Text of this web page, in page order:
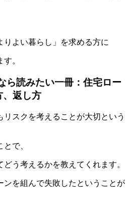
りよい暮らし」を求める方に
。
ら読みたい一冊：住宅ロー
、返し方
スクを考えることが大切という
で、
う考えるかを教えてくれます。
ンを組んで失敗したということが